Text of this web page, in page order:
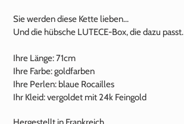
Sie werden diese Kette lieben...
Und die hübsche LUTECE-Box, die dazu passt.
Ihre Länge: 71cm
Ihre Farbe: goldfarben
Ihre Perlen: blaue Rocailles
Ihr Kleid: vergoldet mit 24k Feingold